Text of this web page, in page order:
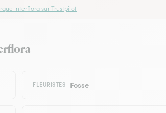
Interflora sur Trustpilot
FLEURISTES Fosse